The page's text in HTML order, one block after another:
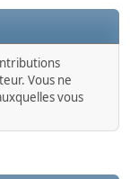
Vous ne
vous